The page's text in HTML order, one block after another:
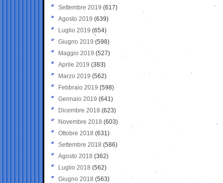
Settembre 2019 (617)
Agosto 2019 (639)
Luglio 2019 (654)
Giugno 2019 (598)
Maggio 2019 (527)
Aprile 2019 (383)
Marzo 2019 (562)
Febbraio 2019 (598)
Gennaio 2019 (641)
Dicembre 2018 (623)
Novembre 2018 (603)
Ottobre 2018 (631)
Settembre 2018 (586)
Agosto 2018 (362)
Luglio 2018 (562)
Giugno 2018 (563)